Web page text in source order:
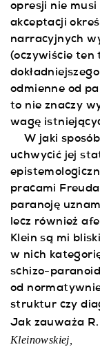
opresji nie
akceptacji
narracyjnych
(oczywiście ten
odmienne od
to nie znaczy
wagę
W jaki
uchwycić jej
pracami
paranoję
lecz również
Klein są mi
w nich
schizo-
od
struktur czy
Jak zauważa
Kleinowskiej